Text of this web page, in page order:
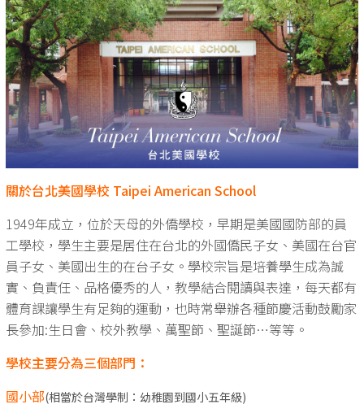
關於台北美國學校 Taipei American School
1949年成立，位於天母的外僑學校，早期是美國國防部的員
工學校，學生主要是居住在台北的外國僑民子女、美國在台官
員子女、美國出生的在台子女。學校宗旨是培養學生成為誠
實、負責任、品格優秀的人，教學結合閱讀與表達，每天都有
體育課讓學生有足夠的運動，也時常舉辦各種節慶活動鼓勵家
長參加:生日會、校外教學、萬聖節、聖誕節…等等。
學校主要分為三個部門：
國小部(相當於台灣學制：幼稚園到國小五年級)